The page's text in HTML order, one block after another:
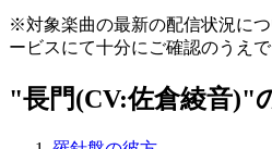
※対象楽曲の最新の配信状況に
ービスにて十分にご確認のうえで
"長門(CV:佐倉綾音)"